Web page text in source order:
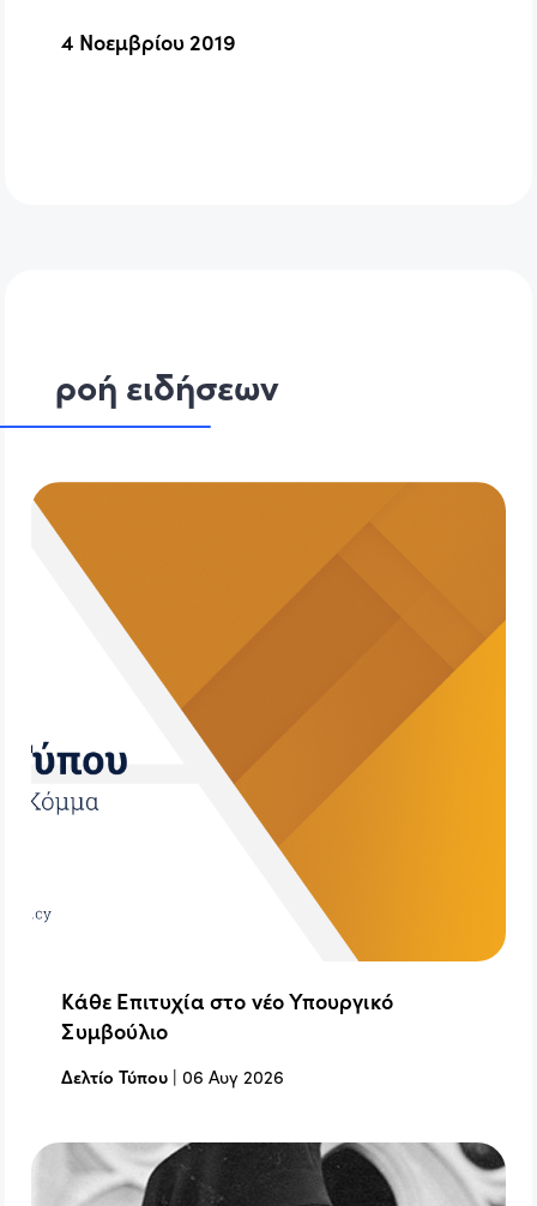
4 Νοεμβρίου 2019
ροή ειδήσεων
Κάθε Επιτυχία στο νέο Υπουργικό
Συμβούλιο
Δελτίο Τύπου |06 Αυγ 2026